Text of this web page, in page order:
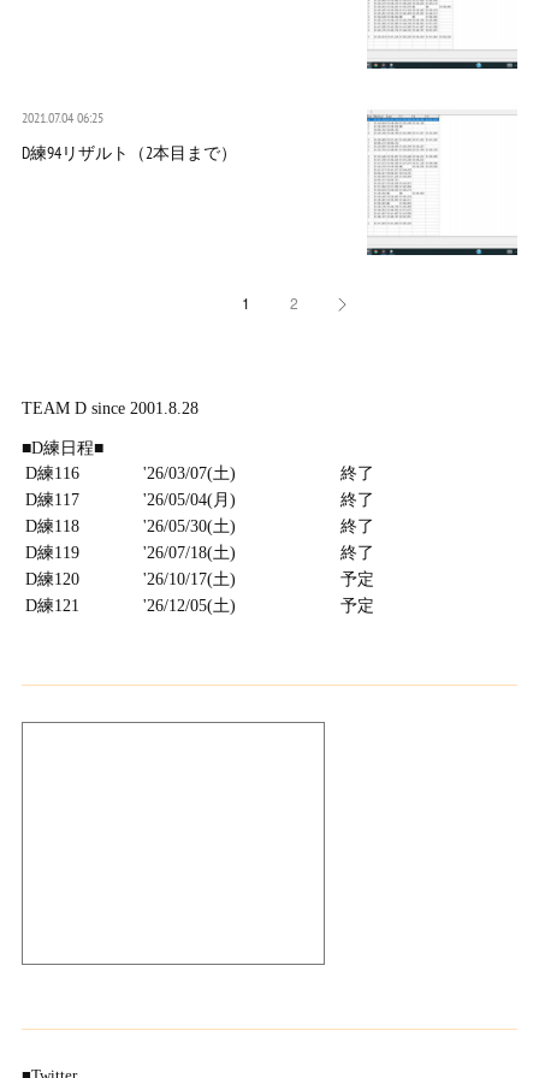
2021.07.04 06:25
D練94リザルト（2本目まで）
1 2